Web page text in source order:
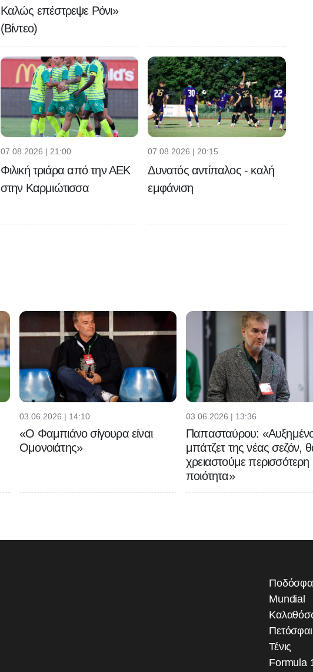
Καλώς επέστρεψε Ρόνι»
(Βίντεο)
07.08.2026 | 21:00
Φιλική τριάρα από την ΑΕΚ
στην Καρμιώτισσα
07.08.2026 | 20:15
Δυνατός αντίπαλος - καλή
εμφάνιση
03.06.2026 | 14:10
«Ο Φαμπιάνο σίγουρα είναι
Ομονοιάτης»
03.06.2026 | 13:36
Παπασταύρου:
μπάτζετ της νέας σεζόν,
χρειαστούμε περισσότερη
ποιότητα»
Mundial
Τένις
Formula